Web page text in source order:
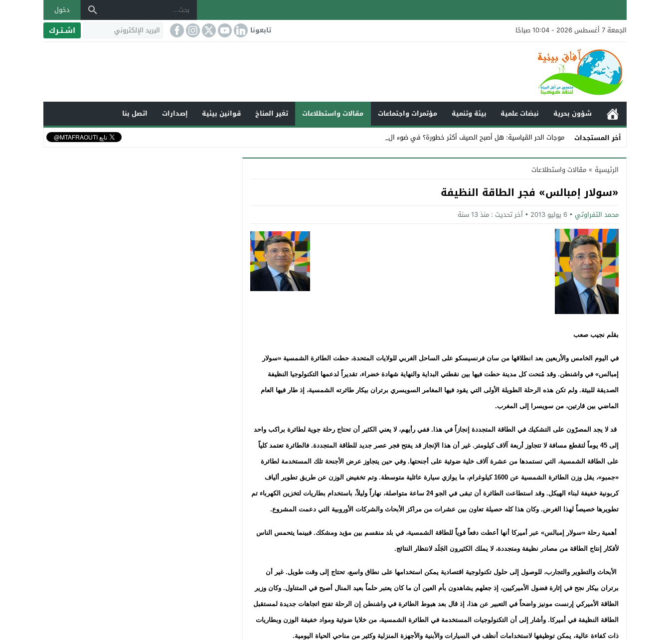
دخول
الجمعة 7 أغسطس 2026 - 10:04 صباحًا
تابعونا اشـتـرك
شؤون بحرية نبضات علمية بيئة وتنمية مؤتمرات واجتماعات مقالات واستطلاعات تغير المناخ قوانين بيئية إصدارات
اتصل بنا
أخر المستجدات
موجات الحر القياسية: هل أصبح الصيف أكثر خطورة؟ في ضوء التغير المن _
Stop
Previous
Next
الرئيسية » مقالات واستطلاعات
«سولار إمبالس» فجر الطاقة النظيفة
محمد التفراوتي 6 يوليو 2013 آخر تحديث : منذ 13 سنة
بقلم نجيب صعب
في اليوم الخامس والأربعين بعد انطلاقها من سان فرنسيسكو على الساحل الغربي للولايات المتحدة، حطت الطائرة الشمسية «سولار
إمبالس» في واشنطن. وقد مُنحت كل مدينة حطت فيها بين نقطتي البداية والنهاية شهادة خضراء، تقديراً لدعمها التكنولوجيا النظيفة
الصديقة للبيئة. ولم تكن هذه الرحلة الطويلة الأولى التي يقود فيها المغامر السويسري برتران بيكار طائرته الشمسية، إذ طار فيها العام
الماضي بين قارتين، من سويسرا إلى المغرب.
قد لا يجد المصرّون على التشكيك في الطاقة المتجددة إنجازاً في هذا. ففي رأيهم، لا يعني الكثير أن تحتاج رحلة جوية لطائرة براكب واحد
إلى 45 يوماً لتقطع مسافة لا تتجاوز أربعة آلاف كيلومتر. غير أن هذا الإنجاز قد يفتح فجر عصر جديد للطاقة المتجددة. فالطائرة تعتمد كلياً
على الطاقة الشمسية، التي تستمدها من عشرة آلاف خلية ضوئية على أجنحتها. وفي حين يتجاوز عرض الأجنحة تلك المستخدمة لطائرة
«جمبو»، يقل وزن الطائرة الشمسية عن 1600 كيلوغرام، ما يوازي سيارة عائلية متوسطة. وتم تخفيض الوزن عن طريق تطوير ألياف
كربونية خفيفة لبناء الهيكل. وقد استطاعت الطائرة أن تبقى في الجو 24 ساعة متواصلة، نهاراً وليلاً، باستخدام بطاريات لتخزين الكهرباء تم
تطويرها خصيصاً لهذا الغرض. وكان هذا كله حصيلة تعاون بين عشرات من مراكز الأبحاث والشركات الأوروبية التي دعمت المشروع.
أهمية رحلة «سولار إمبالس» عبر أميركا أنها أعطت دفعاً قوياً للطاقة الشمسية، في بلد منقسم بين مؤيد ومشكك. فبينما يتحمس الناس
لأفكار إنتاج الطاقة من مصادر نظيفة ومتجددة، لا يملك الكثيرون الجَلَد لانتظار النتائج.
الأبحاث والتطوير والتجارب، للوصول إلى حلول تكنولوجية اقتصادية يمكن استخدامها على نطاق واسع، تحتاج إلى وقت طويل. غير أن
برتران بيكار نجح في إثارة فضول الأميركيين، إذ جعلهم يشاهدون بأم العين أن ما كان يعتبر حلماً بعيد المنال أصبح في المتناول. وكان وزير
الطاقة الأميركي إرنست مونيز واضحاً في التعبير عن هذا، إذ قال بعد هبوط الطائرة في واشنطن إن الرحلة تفتح اتجاهات جديدة لمستقبل
الطاقة النظيفة في أميركا. وأشار إلى أن التكنولوجيات المستخدمة في الطائرة الشمسية، من خلايا ضوئية ومواد خفيفة الوزن وبطاريات
ذات كفاءة عالية، يمكن توظيفها لاستخدامات أنظف في السيارات والأبنية والأجهزة المنزلية وكثير من مناحي الحياة اليومية.